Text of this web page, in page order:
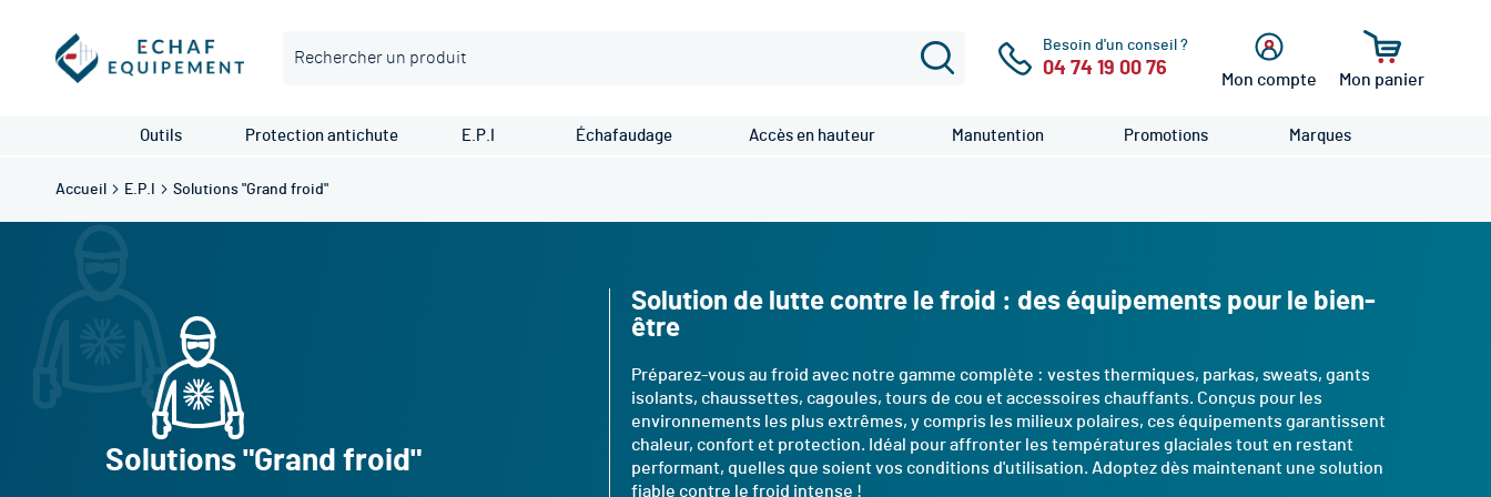
Besoin d'un conseil ?
04 74 19 00 76
Mon compte
connecter
Mon panier
Outils Protection antichute E.P.I Échafaudage Accès en hauteur Manutention Promotions Marques
Accueil E.P.I Solutions "Grand froid"
Solutions "Grand froid"
Solution de lutte contre le froid : des équipements pour le bien-
être
Préparez-vous au froid avec notre gamme complète : vestes thermiques, parkas, sweats, gants
isolants, chaussettes, cagoules, tours de cou et accessoires chauffants. Conçus pour les
environnements les plus extrêmes, y compris les milieux polaires, ces équipements garantissent
chaleur, confort et protection. Idéal pour affronter les températures glaciales tout en restant
performant, quelles que soient vos conditions d'utilisation. Adoptez dès maintenant une solution
fiable contre le froid intense !